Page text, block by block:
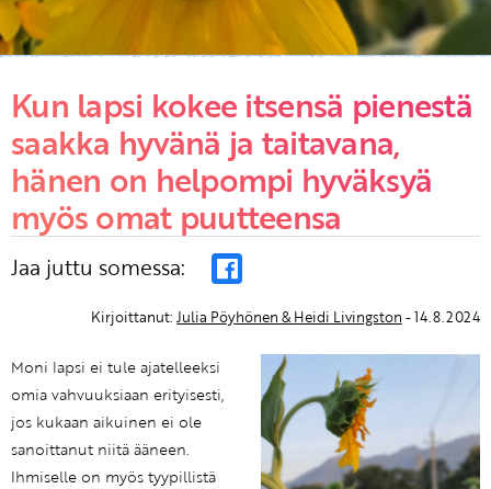
Kun lapsi kokee itsensä pienestä
saakka hyvänä ja taitavana,
hänen on helpompi hyväksyä
myös omat puutteensa
Jaa juttu somessa:
Kirjoittanut: Julia Pöyhönen & Heidi Livingston - 14.8.2024
Moni lapsi ei tule ajatelleeksi
omia vahvuuksiaan erityisesti,
jos kukaan aikuinen ei ole
sanoittanut niitä ääneen.
Ihmiselle on myös tyypillistä